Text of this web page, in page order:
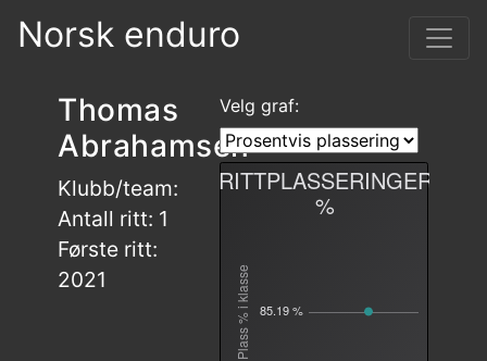
Norsk enduro
Thomas
Abrahamsen
Klubb/team:
Antall ritt: 1
Første ritt:
2021
Velg graf:
Plass % i klasse
RITTPLASSERINGER
%
85.19 %